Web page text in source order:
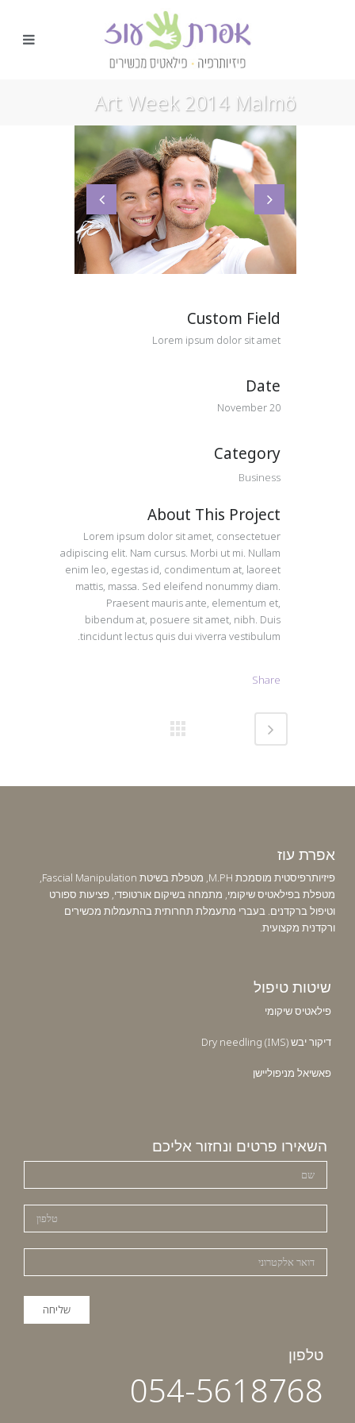
Art Week 2014 Malmö
Custom Field
Lorem ipsum dolor sit amet
Date
20 November
Category
Business
About This Project
Lorem ipsum dolor sit amet, consectetuer
adipiscing elit. Nam cursus. Morbi ut mi. Nullam
enim leo, egestas id, condimentum at, laoreet
mattis, massa. Sed eleifend nonummy diam.
Praesent mauris ante, elementum et,
bibendum at, posuere sit amet, nibh. Duis
tincidunt lectus quis dui viverra vestibulum.
Share
אפרת עוז
מטפלת בפילאטיס שיקומי, מתמחה בשיקום אורטופדי, פציעות ספורט
וטיפול ברקדנים. בעברי מתעמלת תחרותית בהתעמלות מכשירים
ורקדנית מקצועית.
שיטות טיפול
פילאטיס שיקומי
דיקור יבש Dry needling (IMS)
פאשיאל מניפוליישן
השאירו פרטים ונחזור אליכם
טלפון
054-5618768